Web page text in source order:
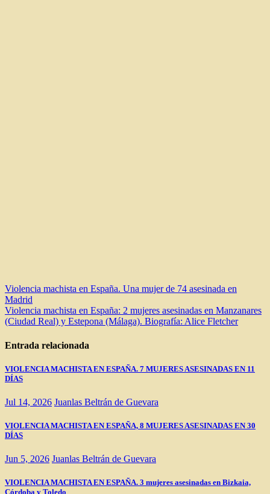
Navegación
de
entradas
Violencia machista en España. Una mujer de 74 asesinada en
Madrid
Violencia machista en España: 2 mujeres asesinadas en Manzanares
(Ciudad Real) y Estepona (Málaga). Biografía: Alice Fletcher
Entrada relacionada
VIOLENCIA MACHISTA EN ESPAÑA. 7 MUJERES ASESINADAS EN 11
DÍAS
Jul 14, 2026 Juanlas Beltrán de Guevara
VIOLENCIA MACHISTA EN ESPAÑA, 8 MUJERES ASESINADAS EN 30
DÍAS
Jun 5, 2026 Juanlas Beltrán de Guevara
VIOLENCIA MACHISTA EN ESPAÑA. 3 mujeres asesinadas en Bizkaia,
Córdoba y Toledo